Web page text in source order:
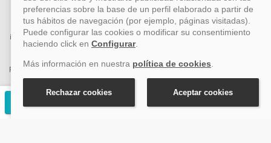
ACCION VIAJES SL ha sido beneficiaria del Fondo Europeo de Desarrollo
Regional (FEDER), cuyo objetivo es mejorar la competitividad de las pymes
mediante el impulso de la innovación, el desarrollo tecnológico, la
investigación de calidad y el uso seguro y fiable del ciberespacio. Gracias a
esta financiación, la empresa ha puesto en marcha un Plan de Acción
promoviendo la innovación y la ciberseguridad. Para ello, ha contado con el
apoyo de los programas Pyme Innova y Pyme Cibersegura de la Cámara
de Comercio de Málaga. #EuropaSeSiente